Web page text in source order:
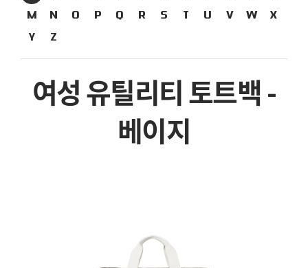
M
N O P Q R S T U V W
X
Y
Z
여성 유틸리티 토트백 -
베이지